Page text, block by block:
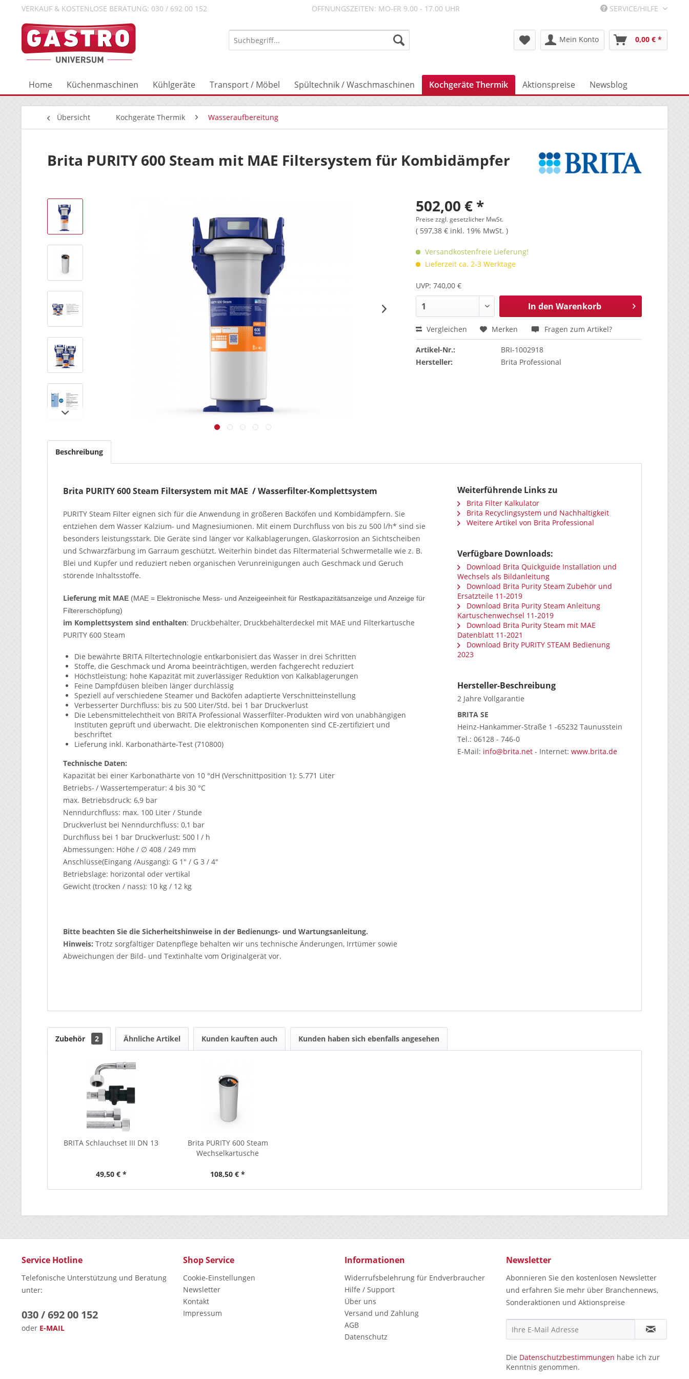
VERKAUF & KOSTENLOSE BERATUNG: 030 / 692 00 152 ÖFFNUNGSZEITEN: MO-FR 9.00 - 17.00 UHR SERVICE/HILFE
Mein Konto 0,00 € *
Home Küchenmaschinen Kühlgeräte Transport / Möbel Spültechnik / Waschmaschinen Kochgeräte Thermik Aktionspreise Newsblog
Übersicht Kochgeräte Thermik Wasseraufbereitung
Brita PURITY 600 Steam mit MAE Filtersystem für Kombidämpfer
502,00 € *
Preise zzgl. gesetzlicher MwSt.
( 597,38 € inkl. 19% MwSt. )
Versandkostenfreie Lieferung!
Lieferzeit ca. 2-3 Werktage
UVP: 740,00 €
In den Warenkorb
Vergleichen Merken Fragen zum Artikel?
Artikel-Nr.:
BRI-1002918
Hersteller:
Brita Professional
Beschreibung
Brita PURITY 600 Steam Filtersystem mit MAE / Wasserfilter-Komplettsystem
PURITY Steam Filter eignen sich für die Anwendung in größeren Backöfen und Kombidämpfern. Sie
entziehen dem Wasser Kalzium- und Magnesiumionen. Mit einem Durchfluss von bis zu 500 l/h* sind sie
besonders leistungsstark. Die Geräte sind länger vor Kalkablagerungen, Glaskorrosion an Sichtscheiben
und Schwarzfärbung im Garraum geschützt. Weiterhin bindet das Filtermaterial Schwermetalle wie z. B.
Blei und Kupfer und reduziert neben organischen Verunreinigungen auch Geschmack und Geruch
störende Inhaltsstoffe.
Lieferung mit MAE (MAE = Elektronische Mess- und Anzeigeeinheit für Restkapazitätsanzeige und Anzeige für
Filtererschöpfung)
im Komplettsystem sind enthalten: Druckbehälter, Druckbehälterdeckel mit MAE und Filterkartusche
PURITY 600 Steam
Die bewährte BRITA Filtertechnologie entkarbonisiert das Wasser in drei Schritten
Stoffe, die Geschmack und Aroma beeinträchtigen, werden fachgerecht reduziert
Höchstleistung: hohe Kapazität mit zuverlässiger Reduktion von Kalkablagerungen
Feine Dampfdüsen bleiben länger durchlässig
Speziell auf verschiedene Steamer und Backöfen adaptierte Verschnitteinstellung
Verbesserter Durchfluss: bis zu 500 Liter/Std. bei 1 bar Druckverlust
Die Lebensmittelechtheit von BRITA Professional Wasserfilter-Produkten wird von unabhängigen
Instituten geprüft und überwacht. Die elektronischen Komponenten sind CE-zertifiziert und
beschriftet
Lieferung inkl. Karbonathärte-Test (710800)
Technische Daten:
Kapazität bei einer Karbonathärte von 10 °dH (Verschnittposition 1): 5.771 Liter
Betriebs- / Wassertemperatur: 4 bis 30 °C
max. Betriebsdruck: 6,9 bar
Nenndurchfluss: max. 100 Liter / Stunde
Druckverlust bei Nenndurchfluss: 0,1 bar
Durchfluss bei 1 bar Druckverlust: 500 l / h
Abmessungen: Höhe / ∅ 408 / 249 mm
Anschlüsse(Eingang /Ausgang): G 1" / G 3 / 4"
Betriebslage: horizontal oder vertikal
Gewicht (trocken / nass): 10 kg / 12 kg
Bitte beachten Sie die Sicherheitshinweise in der Bedienungs- und Wartungsanleitung.
Hinweis: Trotz sorgfältiger Datenpflege behalten wir uns technische Änderungen, Irrtümer sowie
Abweichungen der Bild- und Textinhalte vom Originalgerät vor.
Weiterführende Links zu
Brita Filter Kalkulator
Brita Recyclingsystem und Nachhaltigkeit
Weitere Artikel von Brita Professional
Verfügbare Downloads:
Download Brita Quickguide Installation und
Wechsels als Bildanleitung
Download Brita Purity Steam Zubehör und
Ersatzteile 11-2019
Download Brita Purity Steam Anleitung
Kartuschenwechsel 11-2019
Download Brita Purity Steam mit MAE
Datenblatt 11-2021
Download Brity PURITY STEAM Bedienung
2023
Hersteller-Beschreibung
2 Jahre Vollgarantie
BRITA SE
Heinz-Hankammer-Straße 1 -65232 Taunusstein
Tel.: 06128 - 746-0
E-Mail: info@brita.net- Internet: www.brita.de
Zubehör 2 Ähnliche Artikel Kunden kauften auch Kunden haben sich ebenfalls angesehen
BRITA Schlauchset III DN 13
49,50 € *
Brita PURITY 600 Steam
Wechselkartusche
108,50 € *
Service Hotline
Telefonische Unterstützung und Beratung
unter:
030 / 692 00 152
oder E-MAIL
Shop Service
Cookie-Einstellungen
Newsletter
Kontakt
Impressum
Informationen
Widerrufsbelehrung für Endverbraucher
Hilfe / Support
Über uns
Versand und Zahlung
AGB
Datenschutz
Newsletter
Abonnieren Sie den kostenlosen Newsletter
und erfahren Sie mehr über Branchennews,
Sonderaktionen und Aktionspreise
Die Datenschutzbestimmungen habe ich zur
Kenntnis genommen.